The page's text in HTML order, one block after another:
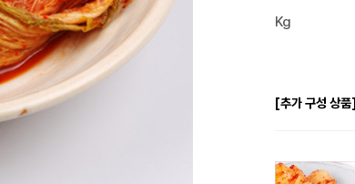
Kg
[추가 구성 상품]